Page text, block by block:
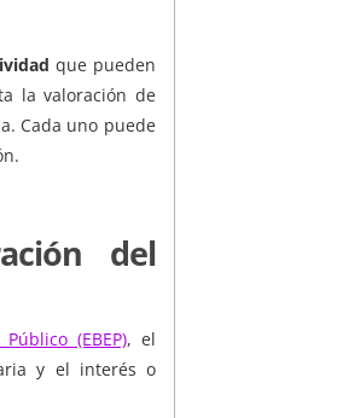
que pueden
la valoración de
Cada uno puede
del
(EBEP), el
y el interés o